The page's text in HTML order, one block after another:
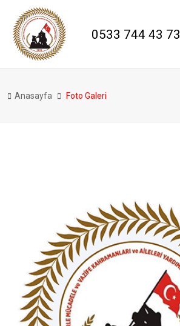
0533 744 43 73
Anasayfa Foto Galeri